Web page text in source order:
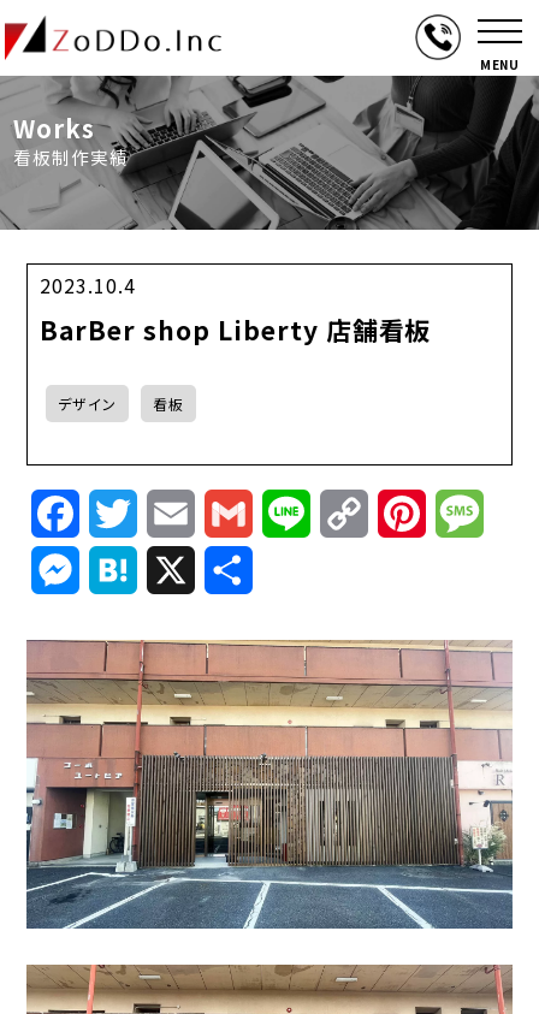
MENU
Works
看板制作実績
2023.10.4
BarBer shop Liberty 店舗看板
デザイン 看板
FacebookTwitterEmail Gmail Line
Copy
Link
Pinterest
Messenger
Hatena